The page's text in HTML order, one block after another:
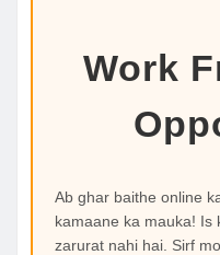
Work
Ab ghar baithe online
kamaane ka mauka! Is
zarurat nahi hai. Sirf